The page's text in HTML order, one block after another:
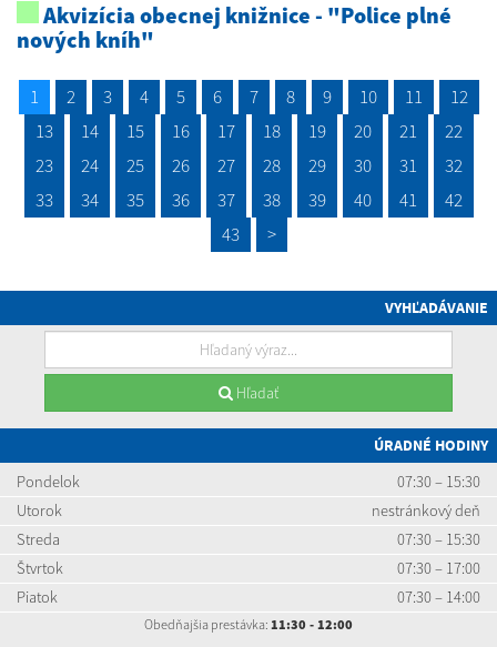
Akvizícia obecnej knižnice - "Police plné
nových kníh"
1 2 3 4 5 6 7 8 9 10 11
12
13
14 15 16 17 18 19 20 21
22
23
24 25 26 27 28 29 30 31
32
33
34 35 36 37 38 39 40 41
42
43
>
VYHĽADÁVANIE
Hľadať
ÚRADNÉ HODINY
Pondelok
07:30 – 15:30
Utorok
nestránkový deň
Streda
07:30 – 15:30
Štvrtok
07:30 – 17:00
Piatok
07:30 – 14:00
Obedňajšia prestávka: 11:30 - 12:00